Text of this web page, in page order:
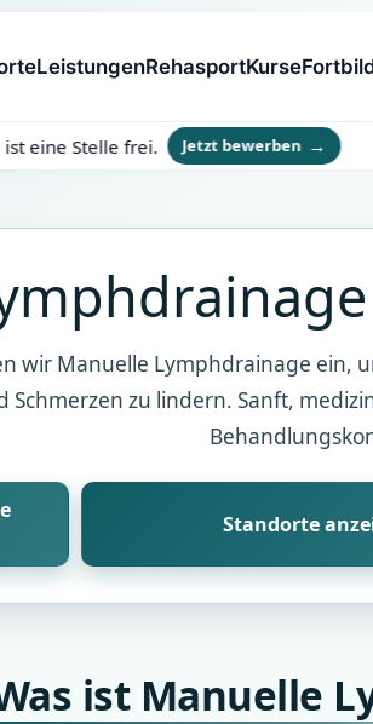
LeistungenRehasportKurse
Stelle frei. Jetzt bewerben
wir Manuelle Lymphdrainage ein,
Schmerzen zu lindern. Sanft,
Standorte
ist Manuelle